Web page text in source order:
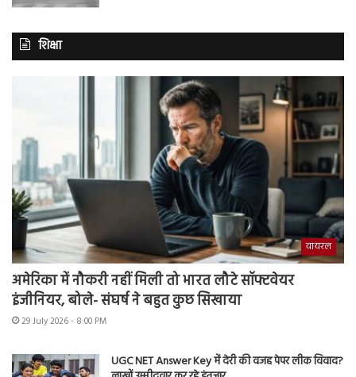
शिक्षा
वायरल
अमेरिका में नौकरी नहीं मिली तो भारत लौटे सॉफ्टवेयर
इंजीनियर, बोले- संघर्ष ने बहुत कुछ सिखाया
29 July 2026 - 8:00 PM
UGC NET Answer Key में देरी की वजह पेपर लीक विवाद?